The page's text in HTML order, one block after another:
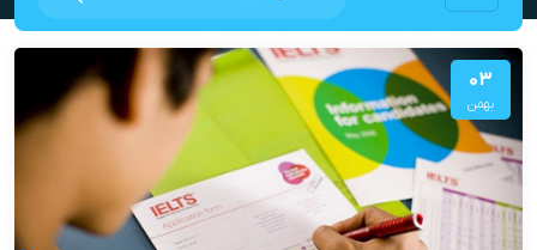
صفحه اصلی بلاگ قبولی آیلتس 6-5 در 6 ماه
03
بهمن